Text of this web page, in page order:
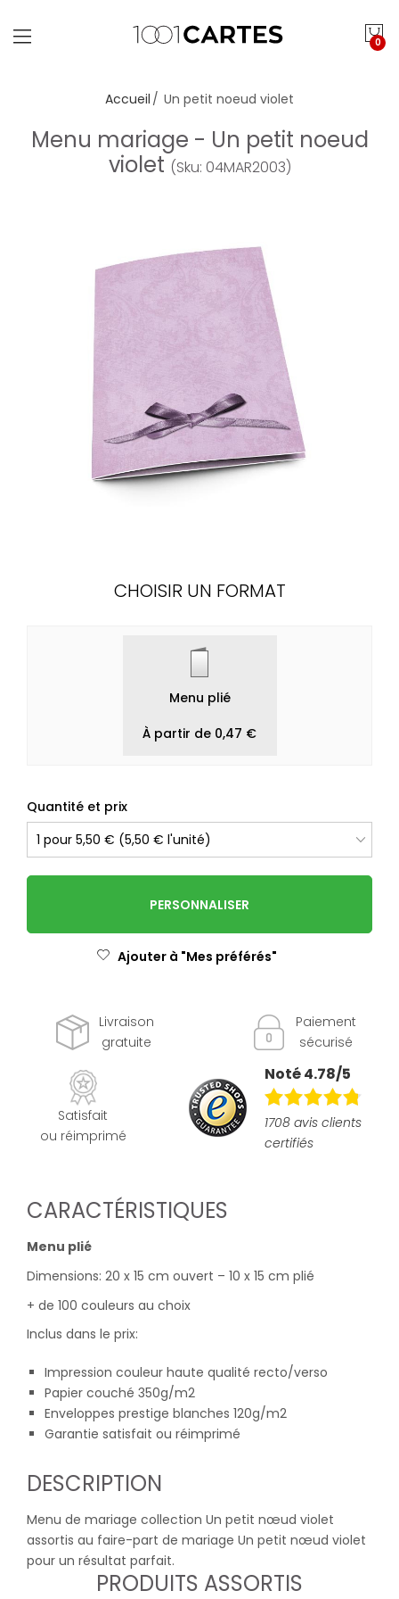
0
Accueil Un petit noeud violet
Menu mariage - Un petit noeud
violet (Sku: 04MAR2003)
CHOISIR UN FORMAT
Menu plié
À partir de 0,47 €
Quantité et prix
PERSONNALISER
Ajouter à "Mes préférés"
Livraison
gratuite
Paiement
sécurisé
Satisfait
ou réimprimé
Noté 4.78/5
1708 avis clients
certifiés
CARACTÉRISTIQUES
Menu plié
Dimensions: 20 x 15 cm ouvert – 10 x 15 cm plié
+ de 100 couleurs au choix
Inclus dans le prix:
Impression couleur haute qualité recto/verso
Papier couché 350g/m2
Enveloppes prestige blanches 120g/m2
Garantie satisfait ou réimprimé
DESCRIPTION
Menu de mariage collection Un petit nœud violet
assortis au faire-part de mariage Un petit nœud violet
pour un résultat parfait.
PRODUITS ASSORTIS